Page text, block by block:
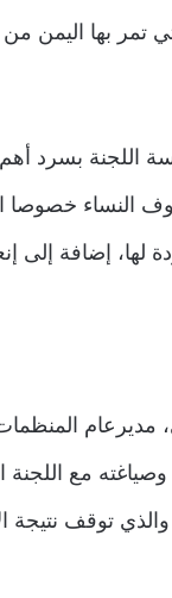
تمر بها اليمن
بسرد أهم
عزوف
لها، إضافة
المنظمات
مع
والذي توقف نتيجة